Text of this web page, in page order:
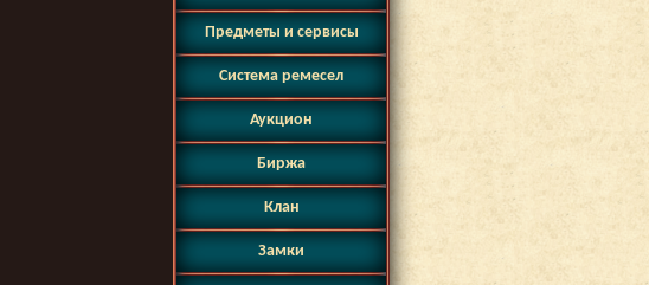
Предметы и сервисы
Система ремесел
Аукцион
Биржа
Клан
Замки